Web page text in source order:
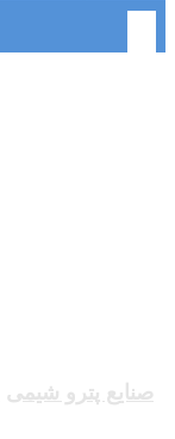
صنایع پترو شیمی